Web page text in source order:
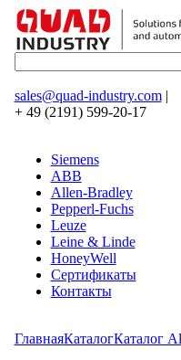
sales@quad-industry.com|
+ 49 (2191) 599-20-17
Siemens
ABB
Allen-Bradley
Pepperl-Fuchs
Leuze
Leine & Linde
HoneyWell
Сертификаты
Контакты
ГлавнаяКаталогКаталог